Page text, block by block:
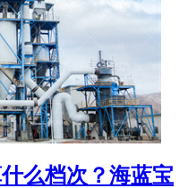
么档次？海蓝宝